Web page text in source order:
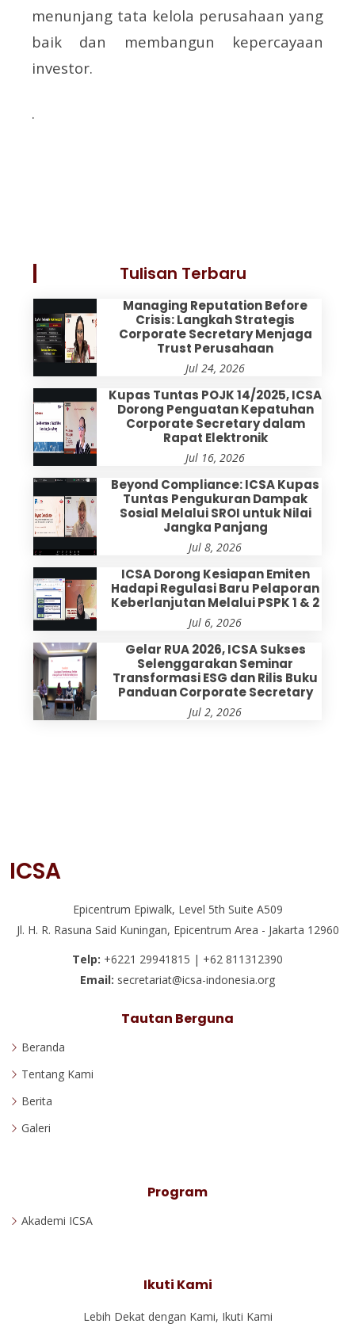
menunjang tata kelola perusahaan yang
baik dan membangun kepercayaan
investor.
.
Tulisan Terbaru
Managing Reputation Before
Crisis: Langkah Strategis
Corporate Secretary Menjaga
Trust Perusahaan
Jul 24, 2026
Kupas Tuntas POJK 14/2025, ICSA
Dorong Penguatan Kepatuhan
Corporate Secretary dalam
Rapat Elektronik
Jul 16, 2026
Beyond Compliance: ICSA Kupas
Tuntas Pengukuran Dampak
Sosial Melalui SROI untuk Nilai
Jangka Panjang
Jul 8, 2026
ICSA Dorong Kesiapan Emiten
Hadapi Regulasi Baru Pelaporan
Keberlanjutan Melalui PSPK 1 & 2
Jul 6, 2026
Gelar RUA 2026, ICSA Sukses
Selenggarakan Seminar
Transformasi ESG dan Rilis Buku
Panduan Corporate Secretary
Jul 2, 2026
ICSA
Epicentrum Epiwalk, Level 5th Suite A509
Jl. H. R. Rasuna Said Kuningan, Epicentrum Area - Jakarta 12960
Telp: +6221 29941815 | +62 811312390
Email: secretariat@icsa-indonesia.org
Tautan Berguna
Beranda
Tentang Kami
Berita
Galeri
Program
Akademi ICSA
Ikuti Kami
Lebih Dekat dengan Kami, Ikuti Kami